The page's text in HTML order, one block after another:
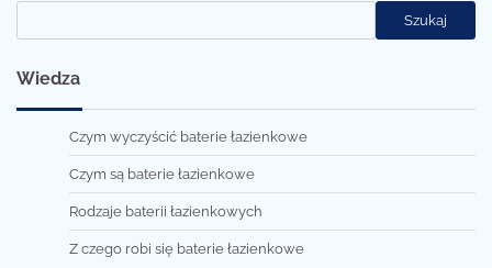
Szukaj
Wiedza
Czym wyczyścić baterie łazienkowe
Czym są baterie łazienkowe
Rodzaje baterii łazienkowych
Z czego robi się baterie łazienkowe